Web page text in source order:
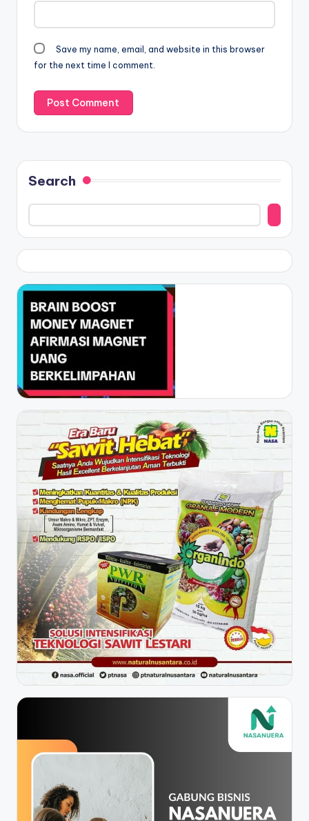
Save my name, email, and website in this browser
for the next time I comment.
Search